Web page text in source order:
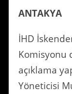
ANTAKYA
İHD
Komisyonu
açıklama
Yöneticisi